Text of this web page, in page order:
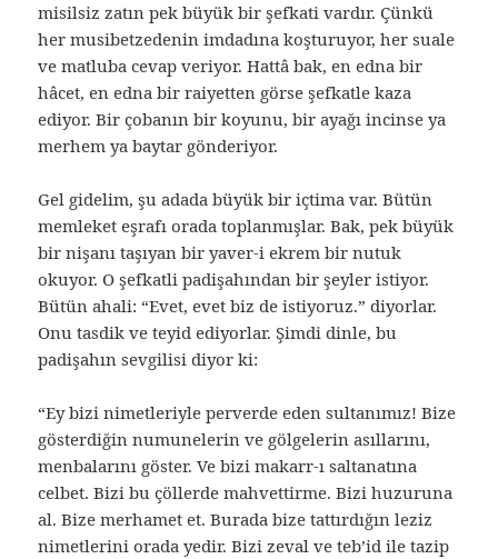
misilsiz zatın pek büyük bir şefkati vardır. Çünkü
her musibetzedenin imdadına koşturuyor, her suale
ve matluba cevap veriyor. Hattâ bak, en edna bir
hâcet, en edna bir raiyetten görse şefkatle kaza
ediyor. Bir çobanın bir koyunu, bir ayağı incinse ya
merhem ya baytar gönderiyor.
Gel gidelim, şu adada büyük bir içtima var. Bütün
memleket eşrafı orada toplanmışlar. Bak, pek büyük
bir nişanı taşıyan bir yaver-i ekrem bir nutuk
okuyor. O şefkatli padişahından bir şeyler istiyor.
Bütün ahali: “Evet, evet biz de istiyoruz.” diyorlar.
Onu tasdik ve teyid ediyorlar. Şimdi dinle, bu
padişahın sevgilisi diyor ki:
“Ey bizi nimetleriyle perverde eden sultanımız! Bize
gösterdiğin numunelerin ve gölgelerin asıllarını,
menbalarını göster. Ve bizi makarr-ı saltanatına
celbet. Bizi bu çöllerde mahvettirme. Bizi huzuruna
al. Bize merhamet et. Burada bize tattırdığın leziz
nimetlerini orada yedir. Bizi zeval ve teb’id ile tazip